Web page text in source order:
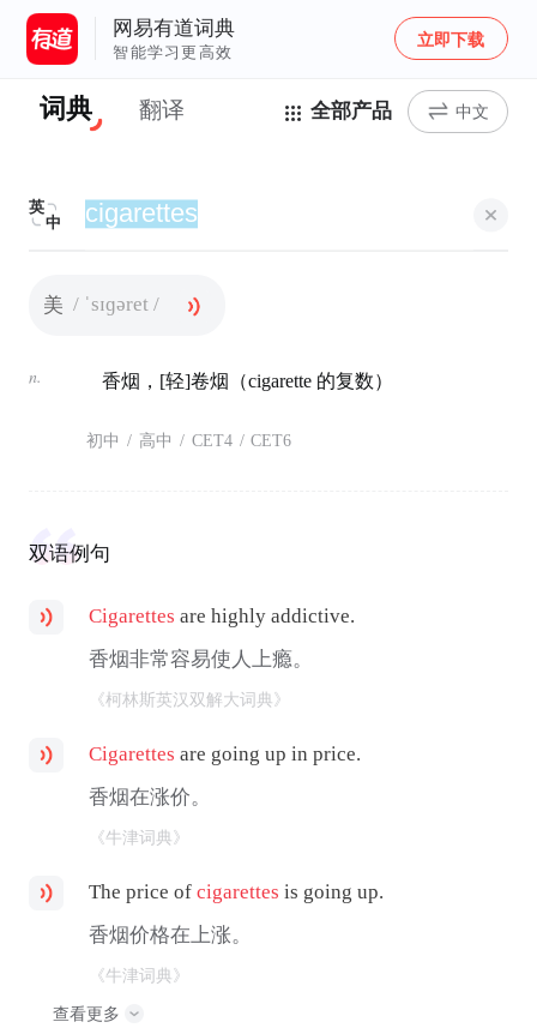
网易有道词典
智能学习更高效
立即下载
词典 翻译 全部产品 中文
英
中
美 / ˈsɪɡəret /
n. 香烟，[轻]卷烟（cigarette 的复数）
初中 / 高中 / CET4 / CET6
双语例句
Cigarettes are highly addictive.
香烟非常容易使人上瘾。
《柯林斯英汉双解大词典》
Cigarettes are going up in price.
香烟在涨价。
《牛津词典》
The price ofcigarettes is going up.
香烟价格在上涨。
《牛津词典》
查看更多